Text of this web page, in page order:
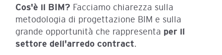
Cos'è il BIM? Facciamo chiarezza sulla
metodologia di progettazione BIM e sulla
grande opportunità che rappresenta per il
settore dell'arredo contract.